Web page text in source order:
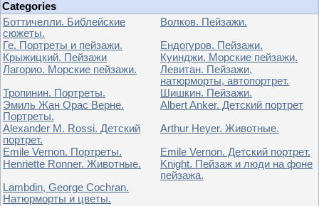
Categories
Боттичелли. Библейские
сюжеты.
Волков. Пейзажи.
Ге. Портреты и пейзажи.
Ендогуров. Пейзажи.
Крыжицкий. Пейзажи
Куинджи. Морские пейзажи.
Лагорио. Морские пейзажи.
Левитан. Пейзажи,
натюрморты, автопортрет.
Тропинин. Портреты.
Шишкин. Пейзажи.
Эмиль Жан Орас Верне.
Портреты.
Albert Anker. Детский портрет
Alexander M. Rossi. Детский
портрет.
Arthur Heyer. Животные.
Emile Vernon. Портреты.
Emile Vernon. Детский портрет.
Henriette Ronner. Животные.
Knight. Пейзаж и люди на фоне
пейзажа.
Lambdin, George Cochran.
Натюрморты и цветы.